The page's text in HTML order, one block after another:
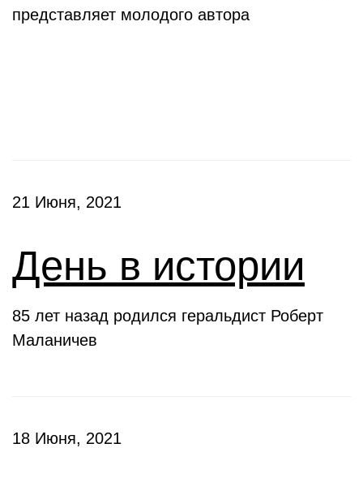
представляет молодого автора
21 Июня, 2021
День в истории
85 лет назад родился геральдист Роберт
Маланичев
18 Июня, 2021